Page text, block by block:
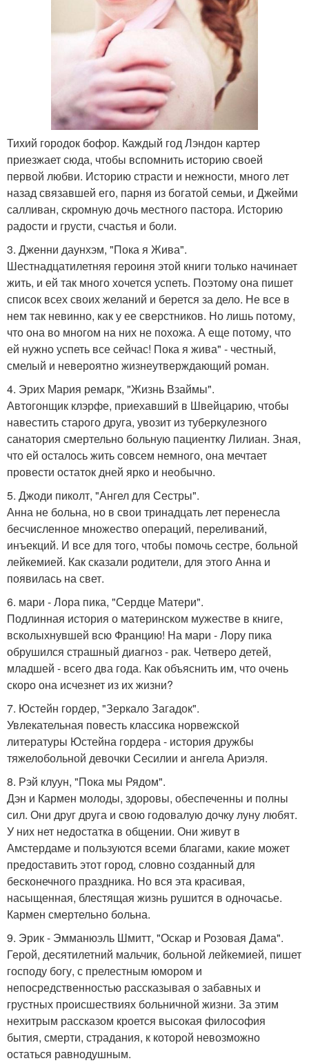
Тихий городок бофор. Каждый год Лэндон картер
приезжает сюда, чтобы вспомнить историю своей
первой любви. Историю страсти и нежности, много лет
назад связавшей его, парня из богатой семьи, и Джейми
салливан, скромную дочь местного пастора. Историю
радости и грусти, счастья и боли.
3. Дженни даунхэм, "Пока я Жива".
Шестнадцатилетняя героиня этой книги только начинает
жить, и ей так много хочется успеть. Поэтому она пишет
список всех своих желаний и берется за дело. Не все в
нем так невинно, как у ее сверстников. Но лишь потому,
что она во многом на них не похожа. А еще потому, что
ей нужно успеть все сейчас! Пока я жива" - честный,
смелый и невероятно жизнеутверждающий роман.
4. Эрих Мария ремарк, "Жизнь Взаймы".
Автогонщик клэрфе, приехавший в Швейцарию, чтобы
навестить старого друга, увозит из туберкулезного
санатория смертельно больную пациентку Лилиан. Зная,
что ей осталось жить совсем немного, она мечтает
провести остаток дней ярко и необычно.
5. Джоди пиколт, "Ангел для Сестры".
Анна не больна, но в свои тринадцать лет перенесла
бесчисленное множество операций, переливаний,
инъекций. И все для того, чтобы помочь сестре, больной
лейкемией. Как сказали родители, для этого Анна и
появилась на свет.
6. мари - Лора пика, "Сердце Матери".
Подлинная история о материнском мужестве в книге,
всколыхнувшей всю Францию! На мари - Лору пика
обрушился страшный диагноз - рак. Четверо детей,
младшей - всего два года. Как объяснить им, что очень
скоро она исчезнет из их жизни?
7. Юстейн гордер, "Зеркало Загадок".
Увлекательная повесть классика норвежской
литературы Юстейна гордера - история дружбы
тяжелобольной девочки Сесилии и ангела Ариэля.
8. Рэй клуун, "Пока мы Рядом".
Дэн и Кармен молоды, здоровы, обеспеченны и полны
сил. Они друг друга и свою годовалую дочку луну любят.
У них нет недостатка в общении. Они живут в
Амстердаме и пользуются всеми благами, какие может
предоставить этот город, словно созданный для
бесконечного праздника. Но вся эта красивая,
насыщенная, блестящая жизнь рушится в одночасье.
Кармен смертельно больна.
9. Эрик - Эмманюэль Шмитт, "Оскар и Розовая Дама".
Герой, десятилетний мальчик, больной лейкемией, пишет
господу богу, с прелестным юмором и
непосредственностью рассказывая о забавных и
грустных происшествиях больничной жизни. За этим
нехитрым рассказом кроется высокая философия
бытия, смерти, страдания, к которой невозможно
остаться равнодушным.